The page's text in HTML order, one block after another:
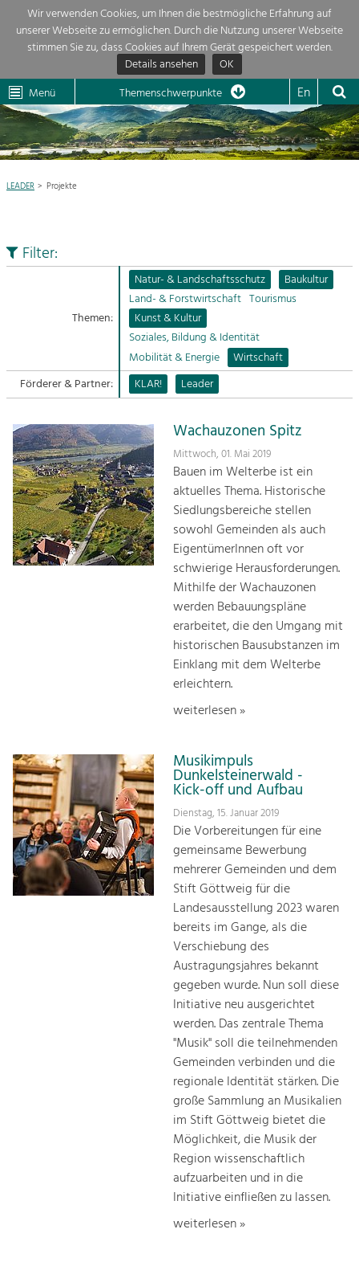
Wir verwenden Cookies, um Ihnen die bestmögliche Erfahrung auf
unserer Webseite zu ermöglichen. Durch die Nutzung unserer Webseite
stimmen Sie zu, dass Cookies auf Ihrem Gerät gespeichert werden.
Details ansehen
OK
Dunkelsteinerwald Klima
Menü Themenschwerpunkte En
Aktuelles 
Region 
Projekte
Mein Projekt 
Sitemap
Kontakt
Themenübersicht
Die Regionalentwicklung in unserer Region ist sehr vielfältig. Deshalb
geben wir hier eine Übersicht über unsere Themenschwerpunkte. Für
mehr Informationen einfach das Thema anklicken und schon werden alle
Projekte in diesem Kontext angezeigt.
Natur- &
Baukultur
Ortsbild, Baukultur und nachhaltiges
Land- & Forstwirtschaft
Bewirtschaftung und Pflege der
Tourismus
Positionierung.
Kunst & Kultur
Handwerk, Wissenschaft und Forschung.
Soziales, Bildung &
Identität
Gleichberechtigung, Jugend und
Mobilität & Energie
Klimawandel, öffentlicher Verkehr und
LEADER Projekte
Filter:
Themen:
Natur- & Landschaftsschutz
Baukultur
Land- & Forstwirtschaft Tourismus
Kunst & Kultur
Soziales, Bildung & Identität
Mobilität & Energie
Wirtschaft
Förderer & Partner:
KLAR! Leader
Wachauzonen Spitz
Mittwoch, 01. Mai 2019
Bauen im Welterbe ist ein
aktuelles Thema. Historische
Siedlungsbereiche stellen
sowohl Gemeinden als auch
EigentümerInnen oft vor
schwierige Herausforderungen.
Mithilfe der Wachauzonen
werden Bebauungspläne
erarbeitet, die den Umgang mit
historischen Bausubstanzen im
Einklang mit dem Welterbe
erleichtern.
weiterlesen »
Musikimpuls
Dunkelsteinerwald -
Kick-off und Aufbau
Dienstag, 15. Januar 2019
Die Vorbereitungen für eine
gemeinsame Bewerbung
mehrerer Gemeinden und dem
Stift Göttweig für die
Landesausstellung 2023 waren
bereits im Gange, als die
Verschiebung des
Austragungsjahres bekannt
gegeben wurde. Nun soll diese
Initiative neu ausgerichtet
werden. Das zentrale Thema
"Musik" soll die teilnehmenden
Gemeinden verbinden und die
regionale Identität stärken. Die
große Sammlung an Musikalien
im Stift Göttweig bietet die
Möglichkeit, die Musik der
Region wissenschaftlich
aufzuarbeiten und in die
Initiative einfließen zu lassen.
weiterlesen »